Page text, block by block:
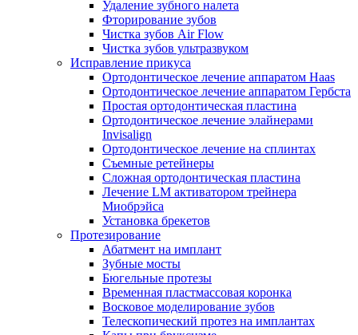
Удаление зубного налета
Фторирование зубов
Чистка зубов Air Flow
Чистка зубов ультразвуком
Исправление прикуса
Ортодонтическое лечение аппаратом Haas
Ортодонтическое лечение аппаратом Гербста
Простая ортодонтическая пластина
Ортодонтическое лечение элайнерами
Invisalign
Ортодонтическое лечение на сплинтах
Съемные ретейнеры
Сложная ортодонтическая пластина
Лечение LM активатором трейнера
Миобрэйса
Установка брекетов
Протезирование
Абатмент на имплант
Зубные мосты
Бюгельные протезы
Временная пластмассовая коронка
Восковое моделирование зубов
Телескопический протез на имплантах